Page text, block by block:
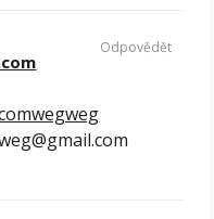
Odpovědět